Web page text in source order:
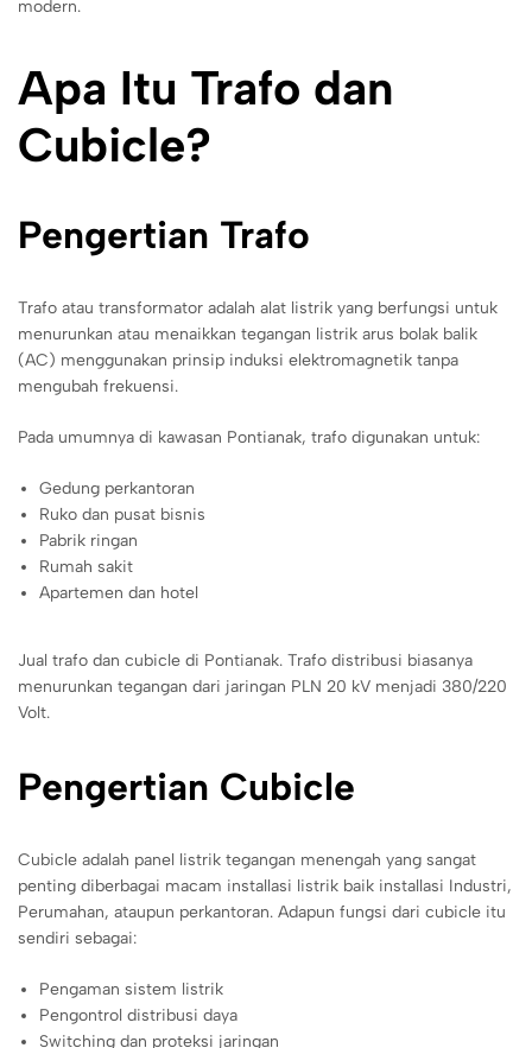
modern.
Apa Itu Trafo dan
Cubicle?
Pengertian Trafo
Trafo atau transformator adalah alat listrik yang berfungsi untuk
menurunkan atau menaikkan tegangan listrik arus bolak balik
(AC) menggunakan prinsip induksi elektromagnetik tanpa
mengubah frekuensi.
Pada umumnya di kawasan Pontianak, trafo digunakan untuk:
Gedung perkantoran
Ruko dan pusat bisnis
Pabrik ringan
Rumah sakit
Apartemen dan hotel
Jual trafo dan cubicle di Pontianak. Trafo distribusi biasanya
menurunkan tegangan dari jaringan PLN 20 kV menjadi 380/220
Volt.
Pengertian Cubicle
Cubicle adalah panel listrik tegangan menengah yang sangat
penting diberbagai macam installasi listrik baik installasi Industri,
Perumahan, ataupun perkantoran. Adapun fungsi dari cubicle itu
sendiri sebagai:
Pengaman sistem listrik
Pengontrol distribusi daya
Switching dan proteksi jaringan